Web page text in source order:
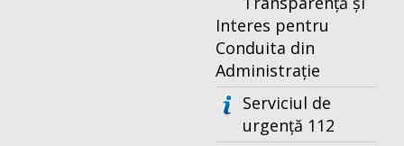
Interes pentru
Conduita din
Administrație
Serviciul de
urgență 112